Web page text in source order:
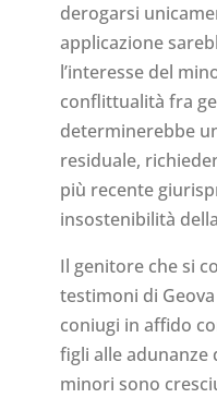
derogarsi
applicazione
l’interesse del
conflittualità fra
determinerebbe
residuale,
più recente
insostenibilità
Il genitore che si
testimoni di
coniugi in affido
figli alle adunanze
minori sono